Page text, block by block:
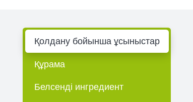
Қолдану бойынша ұсыныстар
Құрама
Белсенді ингредиент